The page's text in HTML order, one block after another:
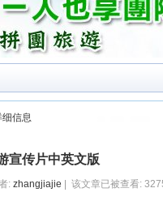
细信息
宣传片中英文版
: zhangjiajie | 该文章已被查看: